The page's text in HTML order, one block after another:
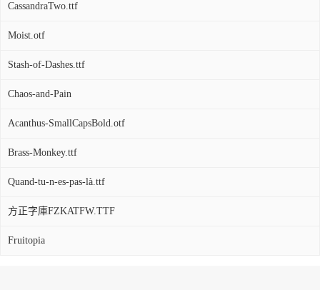
CassandraTwo.ttf
Moist.otf
Stash-of-Dashes.ttf
Chaos-and-Pain
Acanthus-SmallCapsBold.otf
Brass-Monkey.ttf
Quand-tu-n-es-pas-là.ttf
方正字庫FZKATFW.TTF
Fruitopia